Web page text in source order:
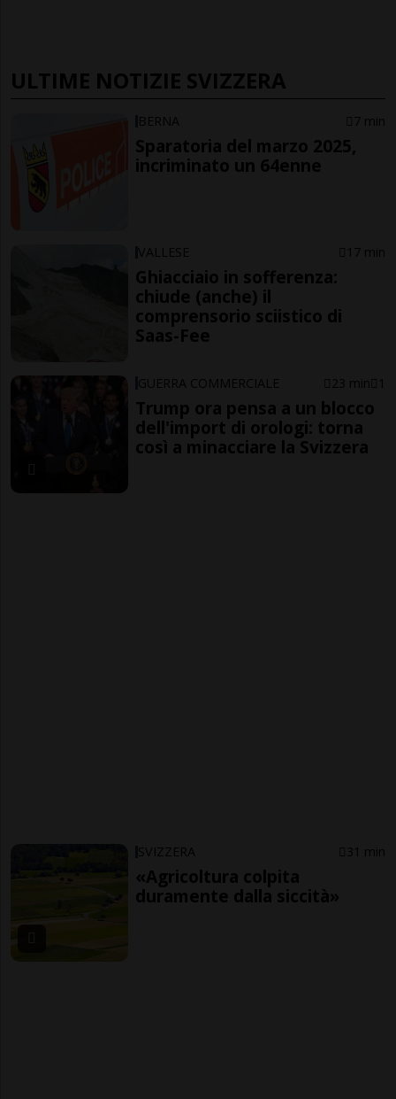
ULTIME NOTIZIE SVIZZERA
BERNA 7 min
Sparatoria del marzo 2025,
incriminato un 64enne
VALLESE 17 min
Ghiacciaio in sofferenza:
chiude (anche) il
comprensorio sciistico di
Saas-Fee
GUERRA COMMERCIALE 23 min 1
Trump ora pensa a un blocco
dell'import di orologi: torna
così a minacciare la Svizzera
SVIZZERA 31 min
«Agricoltura colpita
duramente dalla siccità»